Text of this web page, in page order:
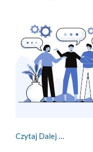
Czytaj Dalej